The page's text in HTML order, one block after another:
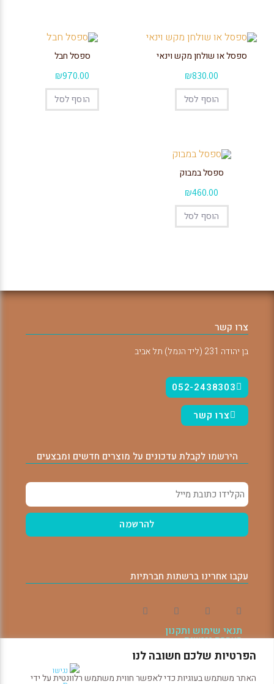
הפרטיות שלכם חשובה לנו
האתר משתמש בעוגיות כדי לאפשר חווית משתמש רלוונטית על ידי
ספסל או שולחן מקש וינאי
₪830.00
הוסף לסל
ספסל חבל
₪970.00
הוסף לסל
ספסל במבוק
₪460.00
הוסף לסל
צרו קשר
בן יהודה 231 (ליד הנמל) תל אביב
052-2438303
צרו קשר
הירשמו לקבלת עדכונים על מוצרים חדשים ומבצעים
עקבו אחרינו ברשתות חברתיות
תנאי שימוש ותקנון
הצהרת נגישות
הודעה על ביטול עסקה